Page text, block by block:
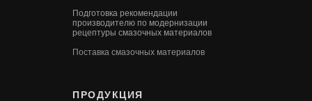
Подготовка рекомендации
производителю по модернизации
рецептуры смазочных материалов
Поставка смазочных материалов
ПРОДУКЦИЯ